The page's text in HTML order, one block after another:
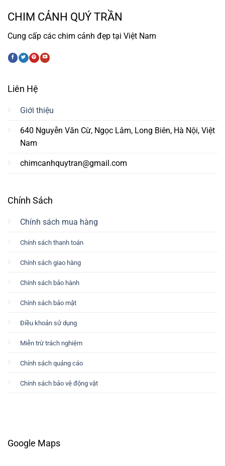
CHIM CẢNH QUÝ TRẦN
Cung cấp các chim cảnh đẹp tại Việt Nam
Liên Hệ
Giới thiệu
640 Nguyễn Văn Cừ, Ngọc Lâm, Long Biên, Hà Nội, Việt
Nam
chimcanhquytran@gmail.com
Chính Sách
Chính sách mua hàng
Chính sách thanh toán
Chính sách giao hàng
Chính sách bảo hành
Chính sách bảo mật
Điều khoản sử dụng
Miễn trừ trách nghiệm
Chính sách quảng cáo
Chính sách bảo vệ động vật
Google Maps